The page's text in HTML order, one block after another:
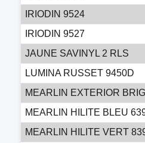
IRIODIN 9524
IRIODIN 9527
JAUNE SAVINYL 2 RLS
LUMINA RUSSET 9450D
MEARLIN EXTERIOR
MEARLIN HILITE BLEU
MEARLIN HILITE VERT